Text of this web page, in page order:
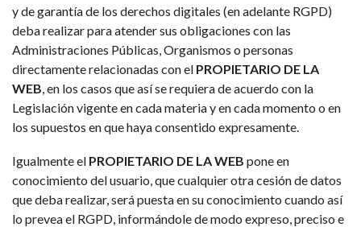
y de garantía de los derechos digitales (en adelante RGPD)
deba realizar para atender sus obligaciones con las
Administraciones Públicas, Organismos o personas
directamente relacionadas con el PROPIETARIO DE LA
WEB, en los casos que así se requiera de acuerdo con la
Legislación vigente en cada materia y en cada momento o en
los supuestos en que haya consentido expresamente.
Igualmente el PROPIETARIO DE LA WEB pone en
conocimiento del usuario, que cualquier otra cesión de datos
que deba realizar, será puesta en su conocimiento cuando así
lo prevea el RGPD, informándole de modo expreso, preciso e